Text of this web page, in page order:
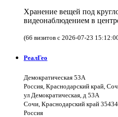
Хранение вещей под
видеонаблюдением в
(66 визитов с 2026-07-23
РеалГео
Демократическая 53А
Россия, Краснодарский край,
ул Демократическая, д 53А
Сочи, Краснодарский край
Россия